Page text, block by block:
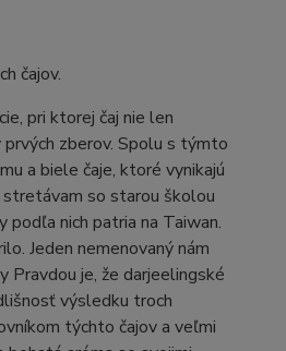
čajov.
pri ktorej čaj nie len
zberov. Spolu s týmto
a biele čaje, ktoré vynikajú
so starou školou
nich patria na Taiwan.
Jeden nemenovaný nám
Pravdou je, že darjeelingské
výsledku troch
týchto čajov a veľmi